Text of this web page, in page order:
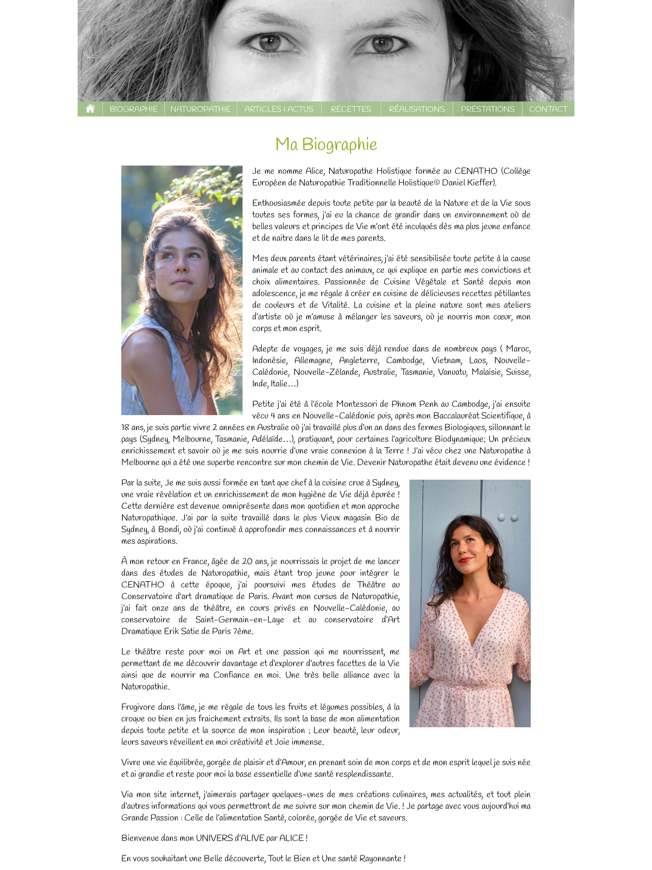
BIOGRAPHIE NATUROPATHIE ARTICLES & ACTUS RECETTES RÉALISATIONS PRESTATIONS CONTACT
Ma Biographie
Je me nomme Alice, Naturopathe Holistique formée au CENATHO (Collège
Européen de Naturopathie Traditionnelle Holistique© Daniel Kieffer).
Enthousiasmée depuis toute petite par la beauté de la Nature et de la Vie sous
toutes ses formes, j’ai eu la chance de grandir dans un environnement où de
belles valeurs et principes de Vie m’ont été inculqués dès ma plus jeune enfance
et de naitre dans le lit de mes parents.
Mes deux parents étant vétérinaires, j’ai été sensibilisée toute petite à la cause
animale et au contact des animaux, ce qui explique en partie mes convictions et
choix alimentaires. Passionnée de Cuisine Végétale et Santé depuis mon
adolescence, je me régale à créer en cuisine de délicieuses recettes pétillantes
de couleurs et de Vitalité. La cuisine et la pleine nature sont mes ateliers
d’artiste où je m’amuse à mélanger les saveurs, où je nourris mon cœur, mon
corps et mon esprit.
Adepte de voyages, je me suis déjà rendue dans de nombreux pays ( Maroc,
Indonésie, Allemagne, Angleterre, Cambodge, Vietnam, Laos, Nouvelle-
Calédonie, Nouvelle-Zélande, Australie, Tasmanie, Vanuatu, Malaisie, Suisse,
Inde, Italie…)
Petite j’ai été à l’école Montessori de Phnom Penh au Cambodge, j’ai ensuite
vécu 4 ans en Nouvelle-Calédonie puis, après mon Baccalauréat Scientifique, à
18 ans, je suis partie vivre 2 années en Australie où j’ai travaillé plus d’un an dans des fermes Biologiques, sillonnant le
pays (Sydney, Melbourne, Tasmanie, Adélaïde…), pratiquant, pour certaines l’agriculture Biodynamique; Un précieux
enrichissement et savoir où je me suis nourrie d’une vraie connexion à la Terre ! J’ai vécu chez une Naturopathe à
Melbourne qui a été une superbe rencontre sur mon chemin de Vie. Devenir Naturopathe était devenu une évidence !
Par la suite, Je me suis aussi formée en tant que chef à la cuisine crue à Sydney,
une vraie révélation et un enrichissement de mon hygiène de Vie déjà épurée !
Cette dernière est devenue omniprésente dans mon quotidien et mon approche
Naturopathique. J’ai par la suite travaillé dans le plus Vieux magasin Bio de
Sydney, à Bondi, où j’ai continué à approfondir mes connaissances et à nourrir
mes aspirations.
À mon retour en France, âgée de 20 ans, je nourrissais le projet de me lancer
dans des études de Naturopathie, mais étant trop jeune pour intégrer le
CENATHO à cette époque, j’ai poursuivi mes études de Théâtre au
Conservatoire d'art dramatique de Paris. Avant mon cursus de Naturopathie,
j’ai fait onze ans de théâtre, en cours privés en Nouvelle-Calédonie, au
conservatoire de Saint-Germain-en-Laye et au conservatoire d’Art
Dramatique Erik Satie de Paris 7ème.
Le théâtre reste pour moi un Art et une passion qui me nourrissent, me
permettant de me découvrir davantage et d’explorer d’autres facettes de la Vie
ainsi que de nourrir ma Confiance en moi. Une très belle alliance avec la
Naturopathie.
Frugivore dans l’âme, je me régale de tous les fruits et légumes possibles, à la
croque ou bien en jus fraichement extraits. Ils sont la base de mon alimentation
depuis toute petite et la source de mon inspiration ; Leur beauté, leur odeur,
leurs saveurs réveillent en moi créativité et Joie immense.
Vivre une vie équilibrée, gorgée de plaisir et d’Amour, en prenant soin de mon corps et de mon esprit lequel je suis née
et ai grandie et reste pour moi la base essentielle d’une santé resplendissante.
Via mon site internet, j'aimerais partager quelques-unes de mes créations culinaires, mes actualités, et tout plein
d’autres informations qui vous permettront de me suivre sur mon chemin de Vie. ! Je partage avec vous aujourd’hui ma
Grande Passion : Celle de l’alimentation Santé, colorée, gorgée de Vie et saveurs.
Bienvenue dans mon UNIVERS d’ALIVE par ALICE !
En vous souhaitant une Belle découverte, Tout le Bien et Une santé Rayonnante !